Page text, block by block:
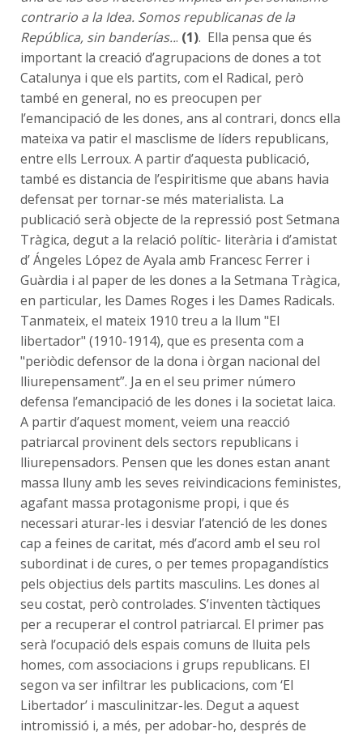
contrario a la Idea. Somos republicanas de la
República, sin banderías... (1). Ella pensa que és
important la creació d’agrupacions de dones a tot
Catalunya i que els partits, com el Radical, però
també en general, no es preocupen per
l’emancipació de les dones, ans al contrari, doncs ella
mateixa va patir el masclisme de líders republicans,
entre ells Lerroux. A partir d’aquesta publicació,
també es distancia de l’espiritisme que abans havia
defensat per tornar-se més materialista. La
publicació serà objecte de la repressió post Setmana
Tràgica, degut a la relació polític- literària i d’amistat
d’ Ángeles López de Ayala amb Francesc Ferrer i
Guàrdia i al paper de les dones a la Setmana Tràgica,
en particular, les Dames Roges i les Dames Radicals.
Tanmateix, el mateix 1910 treu a la llum "El
libertador" (1910-1914), que es presenta com a
"periòdic defensor de la dona i òrgan nacional del
lliurepensament”. Ja en el seu primer número
defensa l’emancipació de les dones i la societat laica.
A partir d’aquest moment, veiem una reacció
patriarcal provinent dels sectors republicans i
lliurepensadors. Pensen que les dones estan anant
massa lluny amb les seves reivindicacions feministes,
agafant massa protagonisme propi, i que és
necessari aturar-les i desviar l’atenció de les dones
cap a feines de caritat, més d’acord amb el seu rol
subordinat i de cures, o per temes propagandístics
pels objectius dels partits masculins. Les dones al
seu costat, però controlades. S’inventen tàctiques
per a recuperar el control patriarcal. El primer pas
serà l’ocupació dels espais comuns de lluita pels
homes, com associacions i grups republicans. El
segon va ser infiltrar les publicacions, com ‘El
Libertador’ i masculinitzar-les. Degut a aquest
intromissió i, a més, per adobar-ho, després de